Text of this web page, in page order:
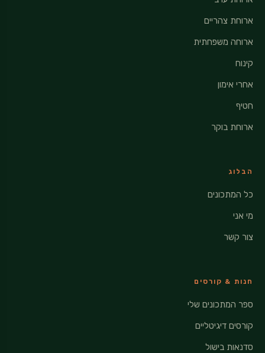
ארוחת צהריים
ארוחה משפחתית
קינוח
אחרי אימון
חטיף
ארוחת בוקר
הבלוג
כל המתכונים
מי אני
צור קשר
חנות & קורסים
ספר המתכונים שלי
קורסים דיגיטליים
סדנאות בישול